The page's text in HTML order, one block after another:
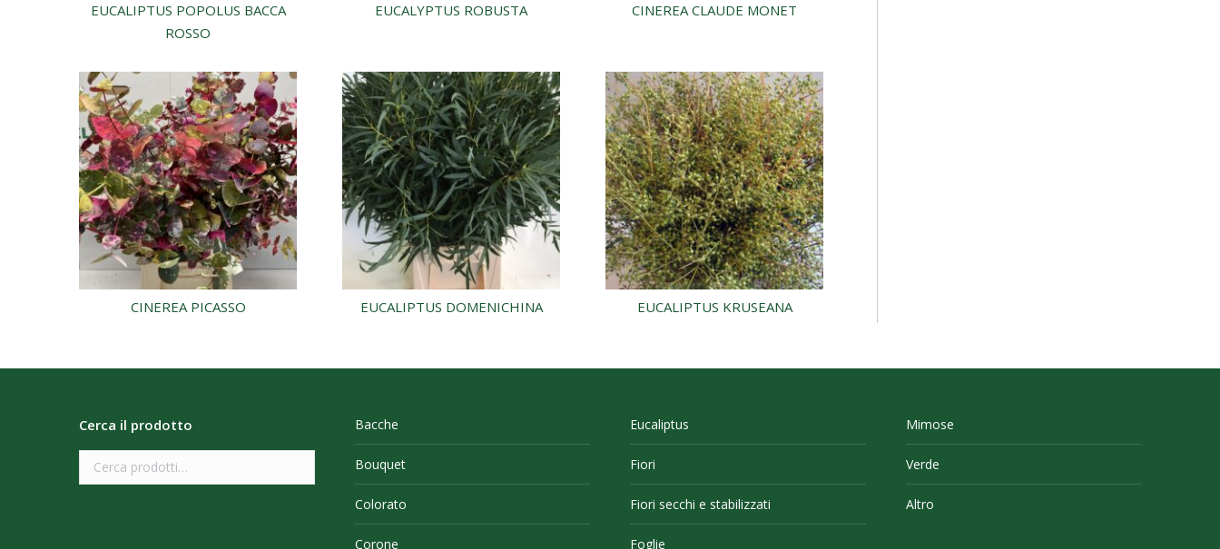
EUCALIPTUS POPOLUS BACCA
ROSSO
EUCALYPTUS ROBUSTA CINEREA CLAUDE MONET
CINEREA PICASSO EUCALIPTUS DOMENICHINA EUCALIPTUS KRUSEANA
Cerca il prodotto Bacche
Bouquet
Colorato
Corone
Eucaliptus
Fiori
Fiori secchi e stabilizzati
Foglie
Mimose
Verde
Altro